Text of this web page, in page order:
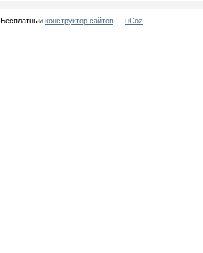
Бесплатный конструктор сайтов — uCoz